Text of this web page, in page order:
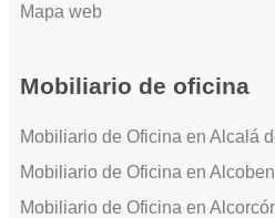
Mapa web
Mobiliario de oficina
Mobiliario de Oficina en Alcalá
Mobiliario de Oficina en
Mobiliario de Oficina en